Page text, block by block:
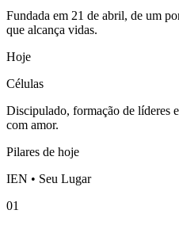
Fundada em 21 de abril, de um
que alcança vidas.
Hoje
Células
Discipulado, formação de líderes
com amor.
Pilares de hoje
IEN • Seu Lugar
01